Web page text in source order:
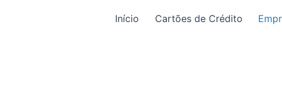
Início Cartões de Crédito